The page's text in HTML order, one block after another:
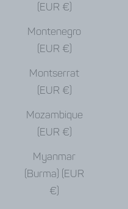
(EUR €)
Montenegro
(EUR €)
Montserrat
(EUR €)
Mozambique
(EUR €)
Myanmar
(Burma) (EUR
€)